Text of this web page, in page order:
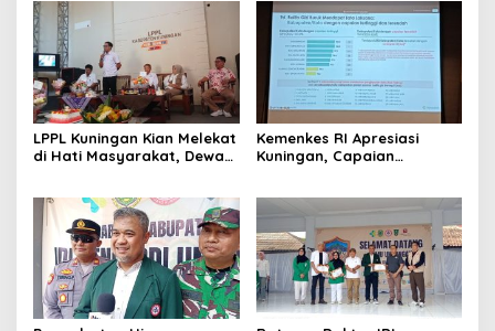
LPPL Kuningan Kian Melekat
di Hati Masyarakat, Dewas
Kemenkes RI Apresiasi
Kuningan, Capaian